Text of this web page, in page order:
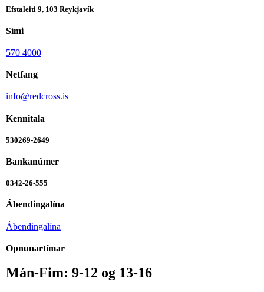
Efstaleiti 9, 103 Reykjavík
Sími
570 4000
Netfang
info@redcross.is
Kennitala
530269-2649
Bankanúmer
0342-26-555
Ábendingalína
Ábendingalína
Opnunartímar
Mán-Fim: 9-12 og 13-16